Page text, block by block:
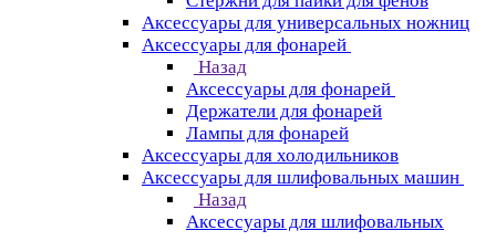
Аксессуары для универсальных ножниц
Аксессуары для фонарей
Назад
Аксессуары для фонарей
Держатели для фонарей
Лампы для фонарей
Аксессуары для холодильников
Аксессуары для шлифовальных машин
Назад
Аксессуары для шлифовальных